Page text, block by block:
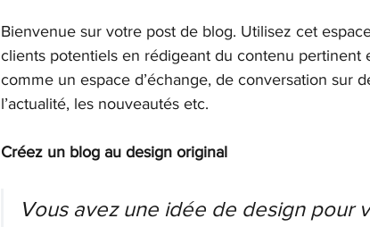
Bienvenue sur votre post de blog. Utilisez cet
clients potentiels en rédigeant du contenu pertinent
comme un espace d’échange, de conversation sur
l’actualité, les nouveautés etc.
Créez un blog au design original
Vous avez une idée de design pour